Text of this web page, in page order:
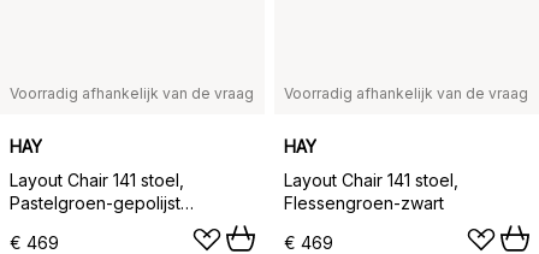
Voorradig afhankelijk van de vraag
HAY
Layout Chair 141 stoel,
Pastelgroen-gepolijst
€ 469
Voorradig afhankelijk van de vraag
HAY
Layout Chair 141 stoel,
Flessengroen-zwart
€ 469